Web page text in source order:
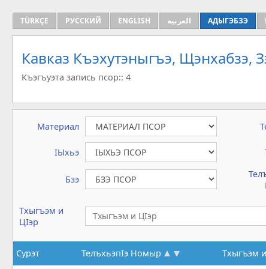
TÜRKÇE РУССКИЙ ENGLISH العربية АДЫГЭБЗЭ
Кавказ Къэхутэныгъэ, Щэнхабзэ,
Къэгъуэта запись псор:: 4
Материал
IЫхьэ
Бзэ
Тхыгъэм и
ЦIэр
Сурэт ТелъхьэпIэ Номыр Тхыгъэм